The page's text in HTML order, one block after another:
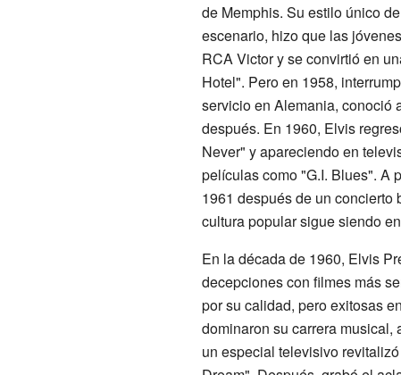
de Memphis. Su estilo único
escenario, hizo que las
RCA Victor y se convirtió en
Hotel". Pero en 1958,
servicio en Alemania, conoció
después. En 1960, Elvis
Never" y apareciendo en
películas como "G.I. Blues". A
1961 después de un
cultura popular sigue siendo
En la década de 1960, Elvis
decepciones con filmes más
por su calidad, pero exitosas
dominaron su carrera
un especial televisivo